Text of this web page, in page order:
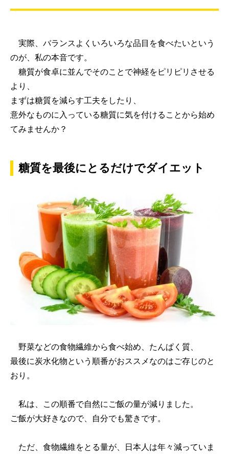
実際、バランスよくいろいろな品目を食べたいという
のが、私の本音です。
糖質が食卓に並んでそのことで神経をピリピリさせる
より、
まずは糖質を減らす工夫をしたり、
意外なものに入っている糖質に気を付けることから始め
てみませんか？
糖質を最後にとるだけでダイエット
野菜などの食物繊維から食べ始め、たんぱく質、
最後に炭水化物という順番がおススメなのはご存じのと
おり。
私は、この順番で自然にご飯の量が減りました。
ご飯が大好きなので、自分でも驚きです。
ただ、食物繊維をとる量が、日本人は年々減っていま